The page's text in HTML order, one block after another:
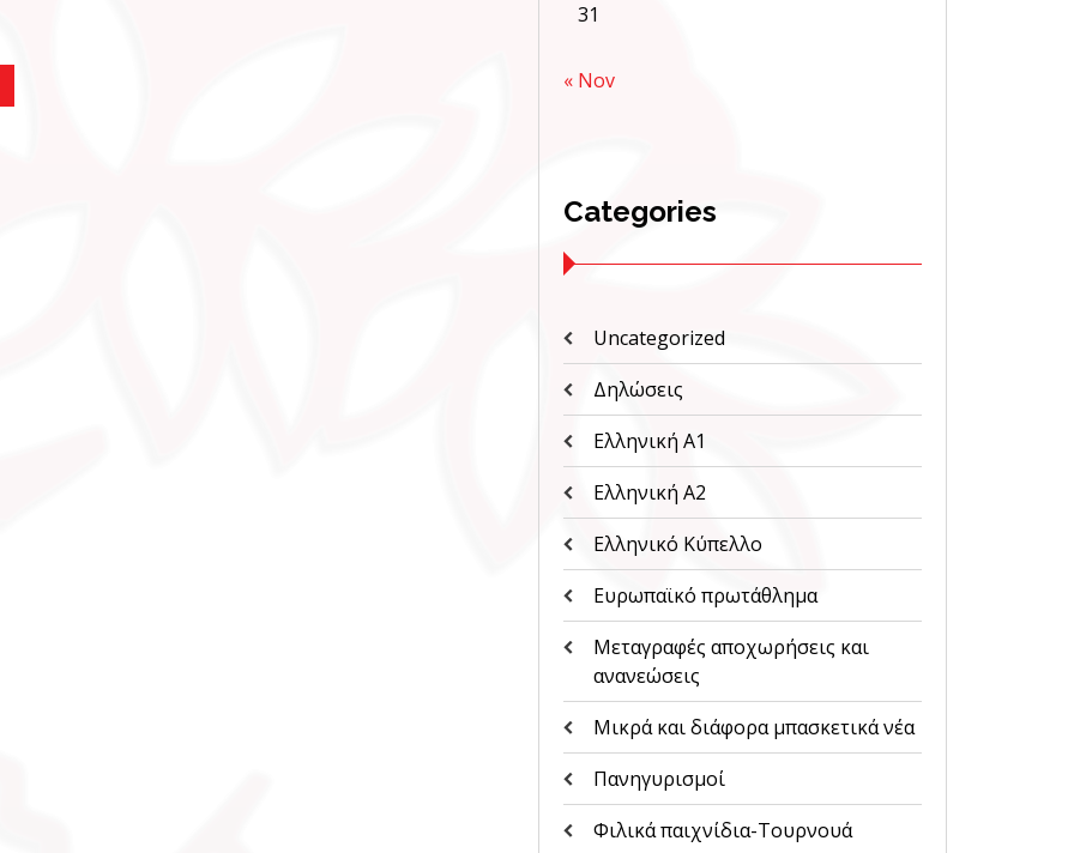
31
« Nov
Categories
Uncategorized
Δηλώσεις
Ελληνική Α1
Ελληνική Α2
Ελληνικό Κύπελλο
Ευρωπαϊκό πρωτάθλημα
Μεταγραφές αποχωρήσεις και
ανανεώσεις
Μικρά και διάφορα μπασκετικά νέα
Πανηγυρισμοί
Φιλικά παιχνίδια-Τουρνουά